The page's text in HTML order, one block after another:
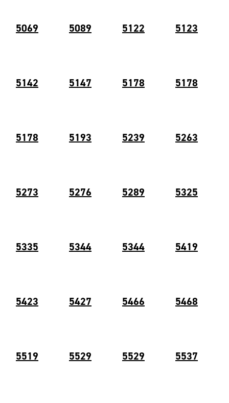
5069 5089 5122 5123
5142 5147 5178 5178
5178 5193 5239 5263
5273 5276 5289 5325
5335 5344 5344 5419
5423 5427 5466 5468
5519 5529 5529 5537